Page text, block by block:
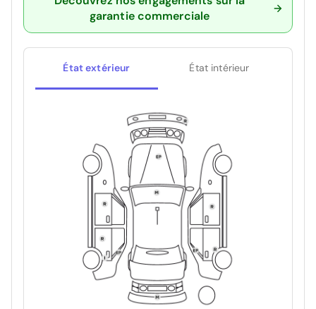
garantie commerciale
État extérieur État intérieur